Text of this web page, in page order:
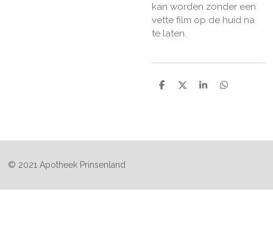
kan worden zonder een
vette film op de huid na
te laten.
D
D
S
D
© 2021 Apotheek Prinsenland